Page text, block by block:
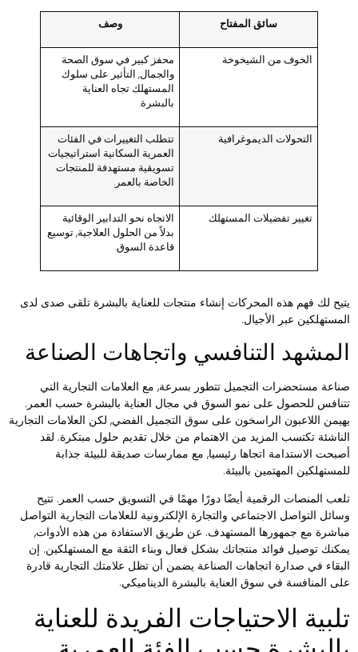
سائق المفتاح وصف
الخوف من الشيخوخة
محفز كبير في سوق الصحة
والجمال, التأثير على سلوك
المستهلك تجاه العناية
بالبشرة.
التحولات الديموغرافية
تتطلب التغييرات في الفئات
العمرية السكانية استراتيجيات
تسويقية مستهدفة للمنتجات
الخاصة بالعمر.
تغيير تفضيلات المستهلك
الاتجاه نحو التدابير الوقائية
بدلاً من الحلول العلاجية, توسيع
قاعدة السوق.
لك فهم هذه المحركات إنشاء منتجات للعناية بالبشرة تلقى صدى لدى
عبر الأجيال.
التنافسي واتجاهات الصناعة
مستحضرات التجميل تتطور بسرعة, مع العلامات التجارية التي
للحصول على نمو السوق في مجال العناية بالبشرة حسب العمر.
اللاعبون الراسخون على سوق التجميل الفضي, لكن العلامات التجارية
تكتسب المزيد من الاهتمام من خلال تقديم حلول مبتكرة. لقد
الاستدامة اتجاها رئيسيا, مع ممارسات صديقة للبيئة جذابة
المهتمين بالبيئة.
المنصات الرقمية أيضًا دورًا مهمًا في التسويق حسب العمر. تتيح
التواصل الاجتماعي والتجارة الإلكترونية للعلامات التجارية التواصل
مع جمهورها المستهدف. عن طريق الاستفادة من هذه الأدوات,
توصيل فوائد منتجاتك بشكل فعال وبناء الثقة مع المستهلكين. إن
في صدارة اتجاهات الصناعة يضمن أن تظل علامتك التجارية قادرة
المنافسة في سوق العناية بالبشرة الديناميكي.
الاحتياجات الفريدة للعناية